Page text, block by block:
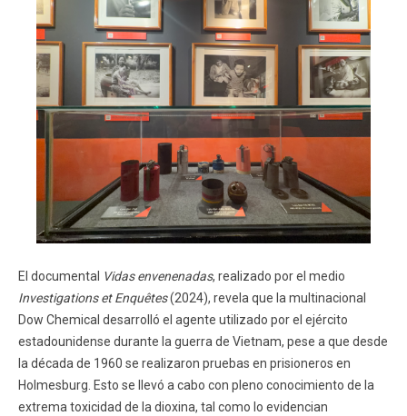
El documental Vidas envenenadas, realizado por el medio
Investigations et Enquêtes(2024), revela que la multinacional
Dow Chemical desarrolló el agente utilizado por el ejército
estadounidense durante la guerra de Vietnam, pese a que desde
la década de 1960 se realizaron pruebas en prisioneros en
Holmesburg. Esto se llevó a cabo con pleno conocimiento de la
extrema toxicidad de la dioxina, tal como lo evidencian